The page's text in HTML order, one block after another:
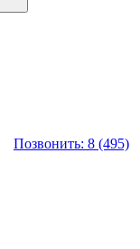
Позвонить: 8 (495)